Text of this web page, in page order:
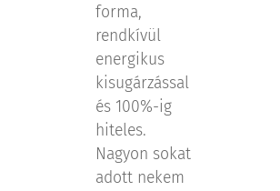
forma,
rendkívül
energikus
kisugárzással
és 100%-ig
hiteles.
Nagyon sokat
adott nekem